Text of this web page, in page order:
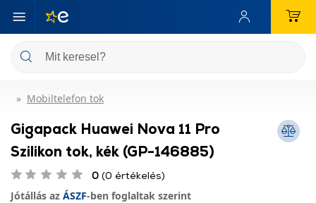
Mobiltelefon tok
Gigapack Huawei Nova 11 Pro
Szilikon tok, kék (GP-146885)
0 (0 értékelés)
Jótállás az ÁSZF-ben foglaltak szerint